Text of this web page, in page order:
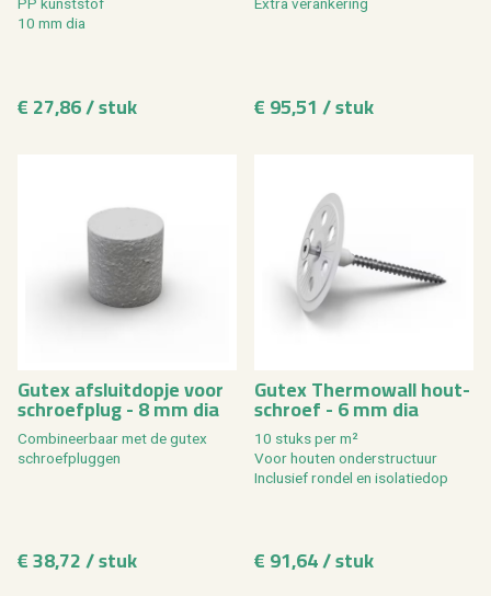
PP kunst­stof
10 mm dia
€ 27,86 / stuk
Extra ver­an­ke­ring
€ 95,51 / stuk
Gutex af­sluit­dop­je voor
schroef­plug - 8 mm dia
Com­bi­neer­baar met de gutex
schroef­plug­gen
€ 38,72 / stuk
Gutex Ther­mo­wall hout­
schroef - 6 mm dia
10 stuks per m²
Voor hou­ten on­der­struc­tuur
In­clu­sief ron­del en iso­la­tie­dop
€ 91,64 / stuk